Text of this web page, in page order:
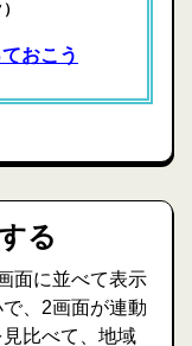
おこう
る
面に並べて表示
、2画面が連動
比べて、地域